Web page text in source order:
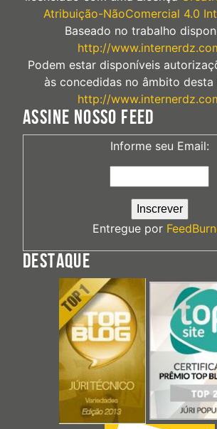
Atribuição-NãoComercial 4.0
Baseado no trabalho
http://
Podem estar disponíveis
às concedidas no âmbito desta
http://
ASSINE NOSSO FEED
Informe seu Email:
Entregue por
DESTAQUE